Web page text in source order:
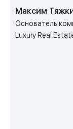
Максим
Основатель
Luxury Real